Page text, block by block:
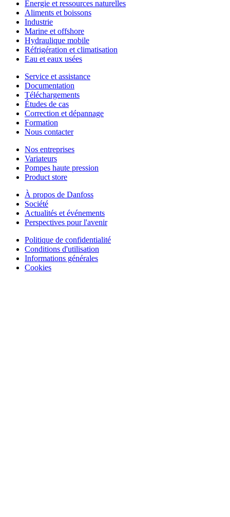
Énergie et ressources naturelles
Aliments et boissons
Industrie
Marine et offshore
Hydraulique mobile
Réfrigération et climatisation
Eau et eaux usées
Service et assistance
Documentation
Téléchargements
Études de cas
Correction et dépannage
Formation
Nous contacter
Nos entreprises
Variateurs
Pompes haute pression
Product store
À propos de Danfoss
Société
Actualités et événements
Perspectives pour l'avenir
Politique de confidentialité
Conditions d'utilisation
Informations générales
Cookies